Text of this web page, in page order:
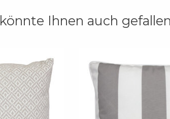
Ihnen auch gefallen